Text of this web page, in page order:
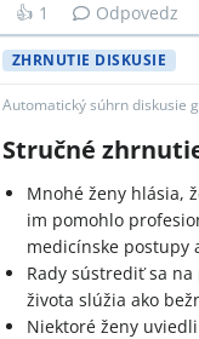
👍 1 Odpovedz
ZHRNUTIE DISKUSIE
Automatický súhrn diskusie
Stručné
Mnohé ženy hlásia,
im pomohlo
medicínske postupy
Rady sústrediť sa
života slúžia ako
Niektoré ženy